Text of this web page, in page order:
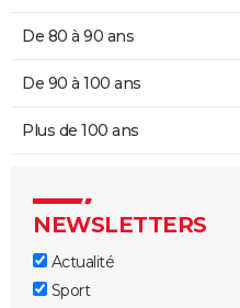
De 80 à 90 ans
De 90 à 100 ans
Plus de 100 ans
NEWSLETTERS
Actualité
Sport